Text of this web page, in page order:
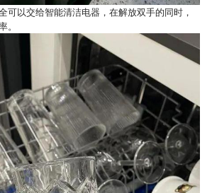
可以交给智能清洁电器，在解放双手的同时，
。